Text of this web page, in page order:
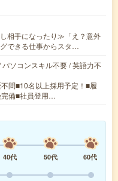
相手になったり≫「え？意外
できる仕事からスタ…
ソコンスキル不要 / 英語力不
問■10名以上採用予定！■履
完備■社員登用…
40代 50代
60代